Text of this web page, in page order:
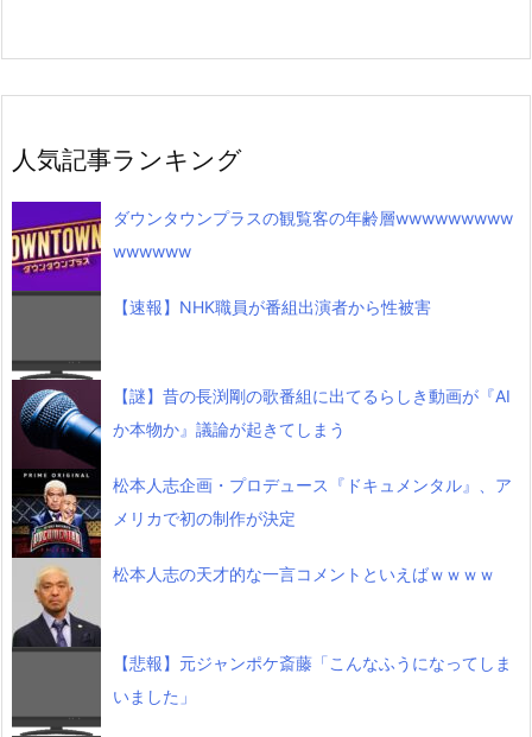
人気記事ランキング
ダウンタウンプラスの観覧客の年齢層wwwwwwwww
wwwwww
【速報】NHK職員が番組出演者から性被害
【謎】昔の長渕剛の歌番組に出てるらしき動画が『AI
か本物か』議論が起きてしまう
松本人志企画・プロデュース『ドキュメンタル』、ア
メリカで初の制作が決定
松本人志の天才的な一言コメントといえばｗｗｗｗ
【悲報】元ジャンポケ斎藤「こんなふうになってしま
いました」